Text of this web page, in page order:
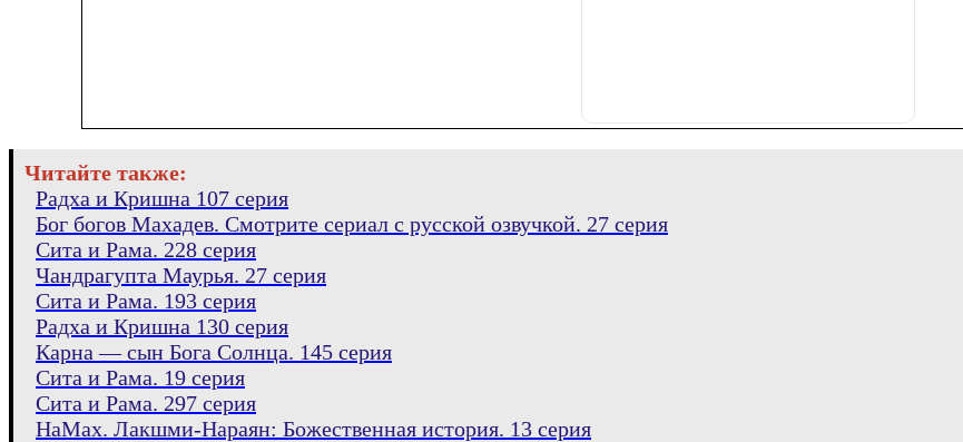
Читайте также:
Радха и Кришна 107 серия
Бог богов Махадев. Смотрите сериал с русской озвучкой. 27 серия
Сита и Рама. 228 серия
Чандрагупта Маурья. 27 серия
Сита и Рама. 193 серия
Радха и Кришна 130 серия
Карна — сын Бога Солнца. 145 серия
Сита и Рама. 19 серия
Сита и Рама. 297 серия
НаМах. Лакшми-Нараян: Божественная история. 13 серия